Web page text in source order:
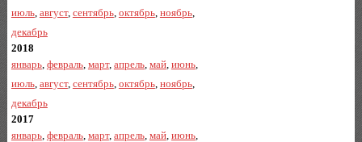
июль, август, сентябрь, октябрь, ноябрь,
декабрь
2018
январь, февраль, март, апрель, май, июнь,
июль, август, сентябрь, октябрь, ноябрь,
декабрь
2017
январь, февраль, март, апрель, май, июнь,